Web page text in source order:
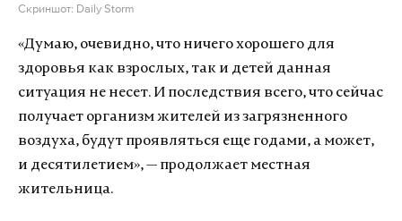
Скриншот: Daily Storm
«Думаю, очевидно, что ничего хорошего для
здоровья как взрослых, так и детей данная
ситуация не несет. И последствия всего, что сейчас
получает организм жителей из загрязненного
воздуха, будут проявляться еще годами, а может,
и десятилетием», — продолжает местная
жительница.